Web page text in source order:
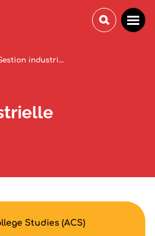
Gestion industrielle
Studies (ACS)